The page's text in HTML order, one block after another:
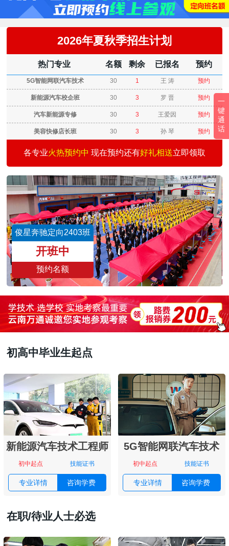
2026年夏秋季招生计划
热门专业 名额 剩余 已报名 预约
5G智能网联汽车技术 30 1 王 涛 预约
新能源汽车校企班 30 3 罗 晋 预约
汽车新能源专修 30 3 王爱因 预约
美容快修店长班 30 3 孙 琴 预约
汽车快修快保创业 30 3 何志刚 预约
汽车涂装技术班 30 1 王景仰 预约
二手车评估师 15 3 魏志伟 预约
新能源汽车校企班 30 3 董文亮 预约
城轨交通与汽车商务 30 6 刘雨涛 预约
汽车智能检测与运营 30 3 王国祥 预约
各专业火热预约中 现在预约还有好礼相送立即领取
俊星奔驰定向2403班
开班中
预约名额
初高中毕业生起点
新能源汽车技术工程师
初中起点 技能证书
专业详情 咨询学费
5G智能网联汽车技术
初中起点 技能证书
专业详情 咨询学费
在职/待业人士必选
一
键
通
话